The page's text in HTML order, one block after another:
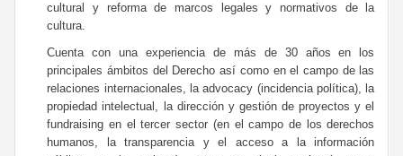
cultural y reforma de marcos legales y normativos de la
cultura.
Cuenta con una experiencia de más de 30 años en los
principales ámbitos del Derecho así como en el campo de las
relaciones internacionales, la advocacy (incidencia política), la
propiedad intelectual, la dirección y gestión de proyectos y el
fundraising en el tercer sector (en el campo de los derechos
humanos, la transparencia y el acceso a la información